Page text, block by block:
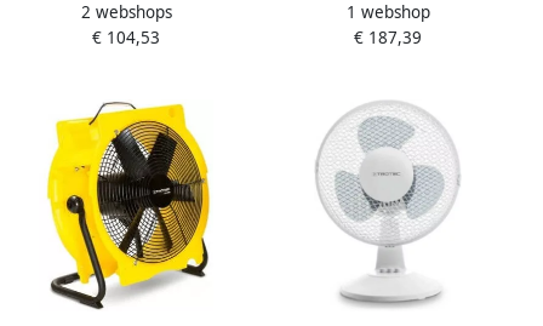
Toilet ventilator S125TH wit
125mm + timer en sensor
2 webshops
€ 104,53
ventilator 110 125 d.gr.
1 webshop
€ 187,39